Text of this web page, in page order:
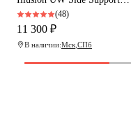
Bra (Sky)(48)
11 300 ₽
В наличии:Мск СПб